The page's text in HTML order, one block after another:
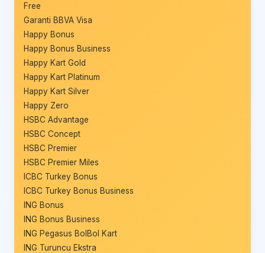
Free
Garanti BBVA Visa
Happy Bonus
Happy Bonus Business
Happy Kart Gold
Happy Kart Platinum
Happy Kart Silver
Happy Zero
HSBC Advantage
HSBC Concept
HSBC Premier
HSBC Premier Miles
ICBC Turkey Bonus
ICBC Turkey Bonus Business
ING Bonus
ING Bonus Business
ING Pegasus BolBol Kart
ING Turuncu Ekstra